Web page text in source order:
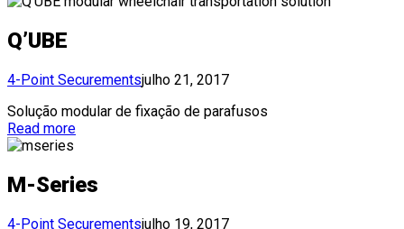
Q’UBE
4-Point Securementsjulho 21, 2017
Solução modular de fixação de parafusos
Read more
M-Series
4-Point Securementsjulho 19, 2017